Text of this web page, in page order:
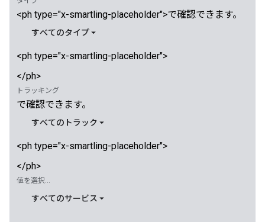
<ph type="x-smartling-placeholder">で確認できます。
すべてのタイプ
<ph type="x-smartling-placeholder">
</ph>
トラッキング
で確認できます。
すべてのトラック
<ph type="x-smartling-placeholder">
</ph>
値を選択...
すべてのサービス